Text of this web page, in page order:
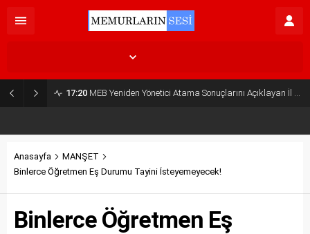
17:20 MEB Yeniden Yönetici Atama Sonuçlarını Açıklayan İl MEM’ler Listesi
Anasayfa
MANŞET
Binlerce Öğretmen Eş Durumu Tayini İsteyemeyecek!
Binlerce Öğretmen Eş